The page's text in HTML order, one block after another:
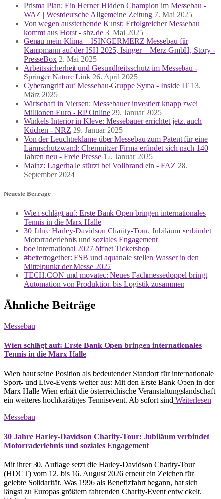
Prisma Plan: Ein Herner Hidden Champion im Messebau -
WAZ | Westdeutsche Allgemeine Zeitung 7. Mai 2025
Von wegen aussterbende Kunst: Erfolgreicher Messebau
kommt aus Horst - shz.de 3. Mai 2025
Genau mein Klima – ISINGERMERZ Messebau für
Kampmann auf der ISH 2025, Isinger + Merz GmbH, Story -
PresseBox 2. Mai 2025
Arbeitssicherheit und Gesundheitsschutz im Messebau -
Springer Nature Link 26. April 2025
Cyberangriff auf Messebau-Gruppe Syma - Inside IT 13.
März 2025
Wirtschaft in Viersen: Messebauer investiert knapp zwei
Millionen Euro - RP Online 29. Januar 2025
Winkels Interior in Kleve: Messebauer errichtet jetzt auch
Küchen - NRZ 29. Januar 2025
Von der Leuchtreklame über Messebau zum Patent für eine
Lärmschutzwand: Chemnitzer Firma erfindet sich nach 140
Jahren neu - Freie Presse 12. Januar 2025
Mainz: Lagerhalle stürzt bei Vollbrand ein - FAZ 28.
September 2024
Neueste Beiträge
Wien schlägt auf: Erste Bank Open bringen internationales
Tennis in die Marx Halle
30 Jahre Harley-Davidson Charity-Tour: Jubiläum verbindet
Motorraderlebnis und soziales Engagement
boe international 2027 öffnet Ticketshop
#bettertogether: FSB und aquanale stellen Wasser in den
Mittelpunkt der Messe 2027
TECH.CON und movatec: Neues Fachmessedoppel bringt
Automation von Produktion bis Logistik zusammen
Ähnliche Beiträge
Messebau
Wien schlägt auf: Erste Bank Open bringen internationales
Tennis in die Marx Halle
Wien baut seine Position als bedeutender Standort für internationale
Sport- und Live-Events weiter aus: Mit den Erste Bank Open in der
Marx Halle Wien erhält die österreichische Veranstaltungslandschaft
ein weiteres hochkarätiges Tennisevent. Ab sofort sind Weiterlesen
Messebau
30 Jahre Harley-Davidson Charity-Tour: Jubiläum verbindet
Motorraderlebnis und soziales Engagement
Mit ihrer 30. Auflage setzt die Harley-Davidson Charity-Tour
(HDCT) vom 12. bis 16. August 2026 erneut ein Zeichen für
gelebte Solidarität. Was 1996 als Benefizfahrt begann, hat sich
längst zu Europas größtem fahrenden Charity-Event entwickelt.